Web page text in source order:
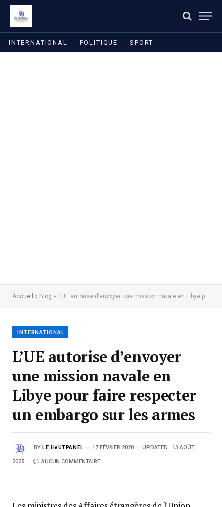
INTERNATIONAL POLITIQUE SPORT
Accueil » Blog » L’UE autorise d’envoyer une mission navale en Libye pour faire respecter un embargo sur les armes
INTERNATIONAL
L’UE autorise d’envoyer
une mission navale en
Libye pour faire respecter
un embargo sur les armes
BY LE HAUTPANEL 17 FÉVRIER 2020 UPDATED: 13 AOÛT
2025 AUCUN COMMENTAIRE